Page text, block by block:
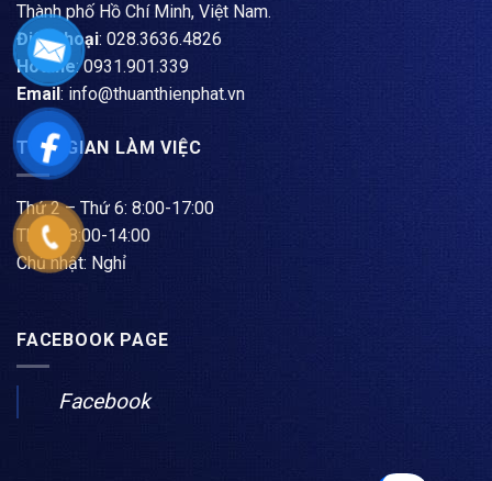
Thành phố Hồ Chí Minh, Việt Nam.
Điện thoại: ​028.3636.4826
Hotline: 0931.901.339
Email : info@thuanthienphat.vn
THỜI GIAN LÀM VIỆC
Thứ 2 – Thứ 6: 8:00-17:00
Thứ 7: 8:00-14:00
Chủ nhật: Nghỉ
FACEBOOK PAGE
Facebook